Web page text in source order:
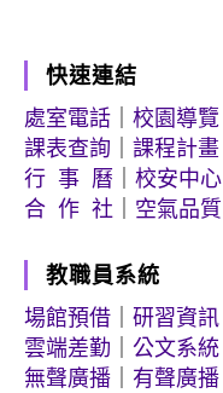
快速連結
處室電話
校園導覽
課表查詢
課程計畫
行 事 曆
校安中心
合 作 社
空氣品質
教職員系統
場館預借
研習資訊
雲端差勤
公文系統
無聲廣播
有聲廣播